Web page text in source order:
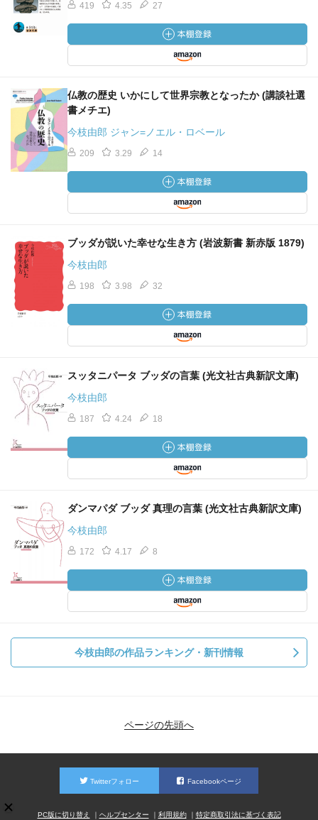
419 4.35 27
仏教の歴史 いかにして世界宗教となったか (講談社選
書メチエ)
今枝由郎 ジャン=ノエル・ロベール
209 3.29 14
ブッダが説いた幸せな生き方 (岩波新書 新赤版 1879)
今枝由郎
198 3.98 32
スッタニパータ ブッダの言葉 (光文社古典新訳文庫)
今枝由郎
187 4.24 18
ダンマパダ ブッダ 真理の言葉 (光文社古典新訳文庫)
今枝由郎
172 4.17 8
今枝由郎の作品ランキング・新刊情報
ページの先頭へ
Twitterフォロー Facebookページ
PC版に切り替え ヘルプセンター 利用規約 特定商取引法に基づく表記